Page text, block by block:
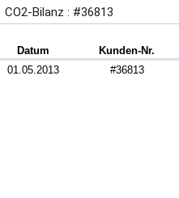
CO2-Bilanz : #36813